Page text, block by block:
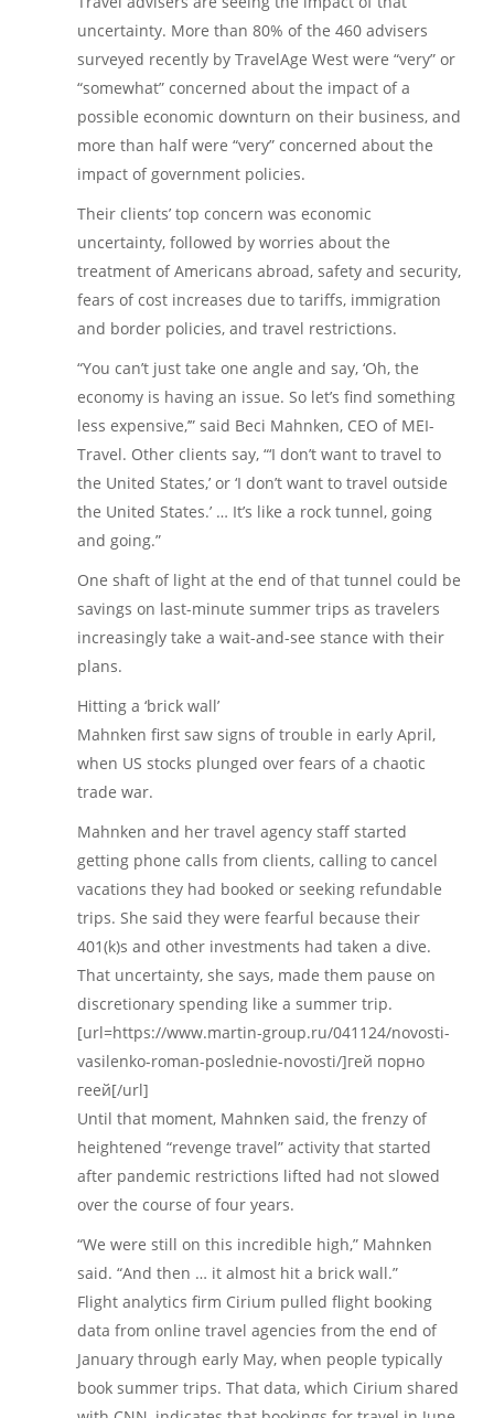
uncertainty. More than 80% of the 460 advisers
surveyed recently by TravelAge West were “very” or
“somewhat” concerned about the impact of a
possible economic downturn on their business, and
more than half were “very” concerned about the
impact of government policies.
Their clients’ top concern was economic
uncertainty, followed by worries about the
treatment of Americans abroad, safety and security,
fears of cost increases due to tariffs, immigration
and border policies, and travel restrictions.
“You can’t just take one angle and say, ‘Oh, the
economy is having an issue. So let’s find something
less expensive,’” said Beci Mahnken, CEO of MEI-
Travel. Other clients say, “‘I don’t want to travel to
the United States,’ or ‘I don’t want to travel outside
the United States.’ … It’s like a rock tunnel, going
and going.”
One shaft of light at the end of that tunnel could be
savings on last-minute summer trips as travelers
increasingly take a wait-and-see stance with their
plans.
Hitting a ‘brick wall’
Mahnken first saw signs of trouble in early April,
when US stocks plunged over fears of a chaotic
trade war.
Mahnken and her travel agency staff started
getting phone calls from clients, calling to cancel
vacations they had booked or seeking refundable
trips. She said they were fearful because their
401(k)s and other investments had taken a dive.
That uncertainty, she says, made them pause on
discretionary spending like a summer trip.
[url=https://www.martin-group.ru/041124/novosti-
vasilenko-roman-poslednie-novosti/]гей порно
геей[/url]
Until that moment, Mahnken said, the frenzy of
heightened “revenge travel” activity that started
after pandemic restrictions lifted had not slowed
over the course of four years.
“We were still on this incredible high,” Mahnken
said. “And then … it almost hit a brick wall.”
Flight analytics firm Cirium pulled flight booking
data from online travel agencies from the end of
January through early May, when people typically
book summer trips. That data, which Cirium shared